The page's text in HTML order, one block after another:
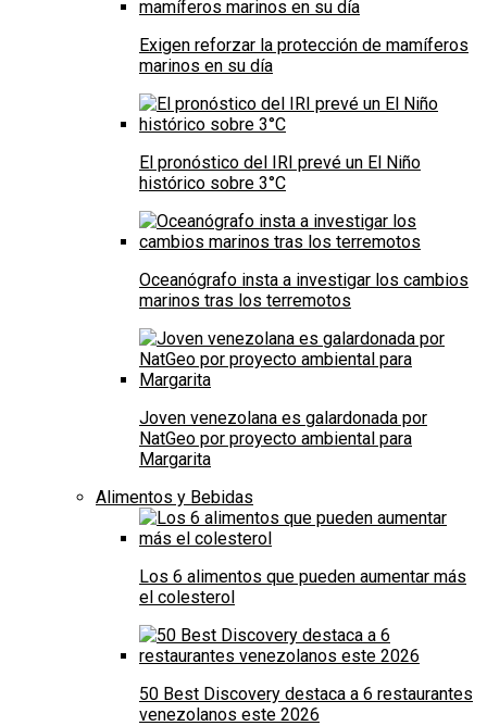
Exigen reforzar la protección de mamíferos
marinos en su día
El pronóstico del IRI prevé un El Niño
histórico sobre 3°C
Oceanógrafo insta a investigar los cambios
marinos tras los terremotos
Joven venezolana es galardonada por
NatGeo por proyecto ambiental para
Margarita
Alimentos y Bebidas
Los 6 alimentos que pueden aumentar más
el colesterol
50 Best Discovery destaca a 6 restaurantes
venezolanos este 2026